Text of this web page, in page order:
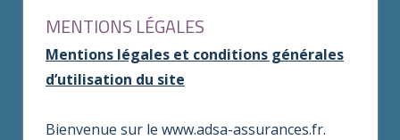
MENTIONS LÉGALES
Mentions légales et conditions générales
d’utilisation du site
Bienvenue sur le www.adsa-assurances.fr.